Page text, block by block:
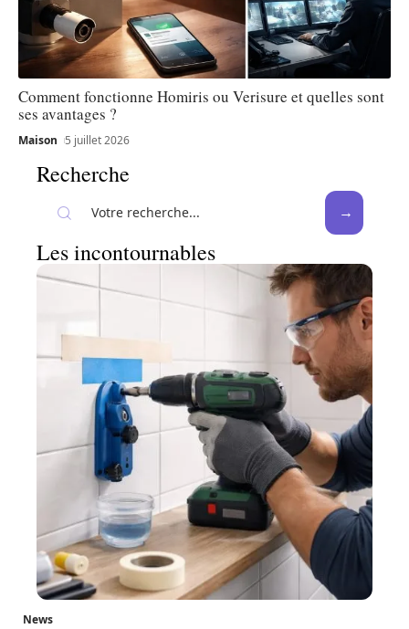
Comment fonctionne Homiris ou Verisure et quelles sont
ses avantages ?
Maison 5 juillet 2026
Recherche
Les incontournables
News